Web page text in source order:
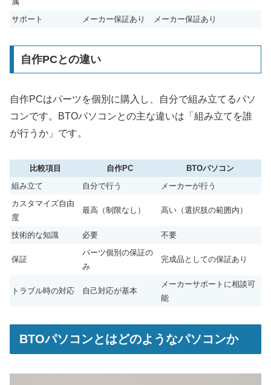
サポート
メーカー保証あり メーカー保証あり
自作PCとの違い
自作PCはパーツを個別に購入し、自分で組み立てるパソ
コンです。BTOパソコンとの主な違いは「組み立てを誰
が行うか」です。
比較項目 自作PC
BTOパソコン
組み立て
自分で行う
メーカーが行う
カスタマイズ自由
度
最高（制限なし） 高い（選択肢の範囲内）
技術的な知識 必要 不要
保証
パーツ個別の保証の
み
完成品としての保証あり
トラブル時の対応 自己対応が基本
メーカーサポートに相談可
能
BTOパソコンとはどのようなパソコンか